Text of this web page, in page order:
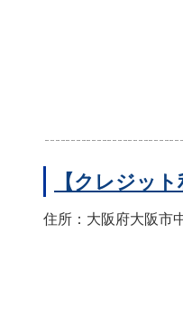
【クレジッ
住所：大阪府大阪市